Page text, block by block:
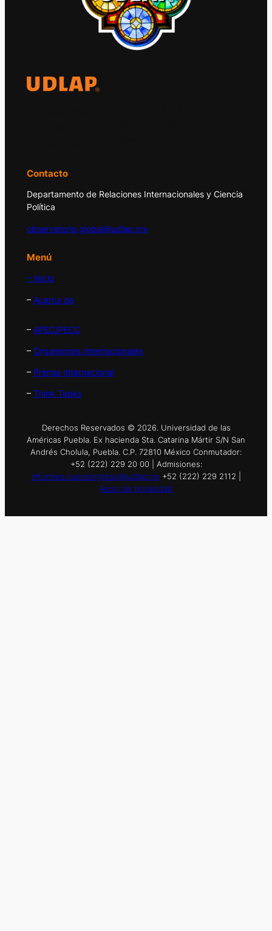
Contacto
Departamento de Relaciones Internacionales y Ciencia
Política
observatorio.global@udlap.mx
Menú
– Inicio
– Acerca de
– APEC/PECC
– Organismos Internacionales
– Prensa Internacional
– Think Tanks
Derechos Reservados © 2026. Universidad de las
Américas Puebla. Ex hacienda Sta. Catarina Mártir S/N San
Andrés Cholula, Puebla. C.P. 72810 México Conmutador:
+52 (222) 229 20 00 | Admisiones:
informes.nuevoingreso@udlap.mx +52 (222) 229 2112 |
Aviso de privacidad